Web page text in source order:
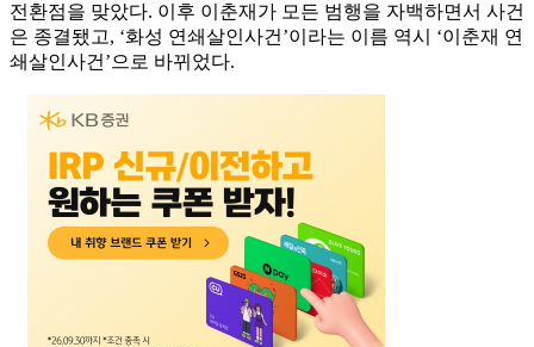
전환점을 맞았다. 이후 이춘재가 모든 범행을 자백하면서 사건
은 종결됐고, ‘화성 연쇄살인사건’이라는 이름 역시 ‘이춘재 연
쇄살인사건’으로 바뀌었다.